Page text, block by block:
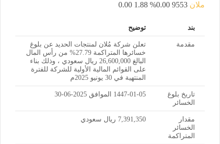
ملان 9553
0.00%
1.88
0.00
بند توضيح
مقدمة
تعلن شركة مُلان لمنتجات الحديد عن بلوغ
خسائرها المتراكمة 27.79% من رأس المال
البالغ 26,600,000 ريال سعودي ، وذلك بناء
على القوائم المالية الأولية للشركة للفترة
المنتهية في 30 يونيو 2025م
تاريخ بلوغ
الخسائر
1447-01-05 الموافق 2025-06-30
مقدار
الخسائر
المتراكمة
7,391,350 ريال سعودي